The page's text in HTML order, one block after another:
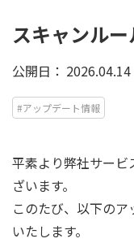
スキャンル
公開日： 2026.04.14
#アップデート情報
平素より弊社サー
ざいます。
このたび、以下の
いたします。